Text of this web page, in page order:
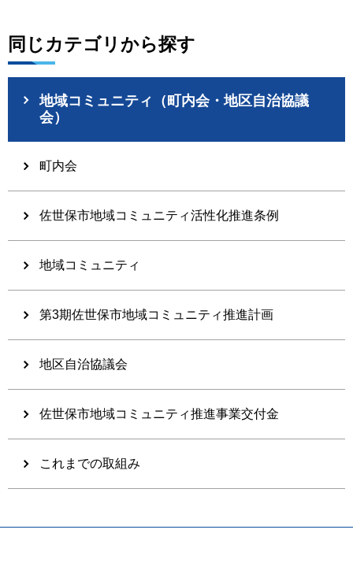
同じカテゴリから探す
地域コミュニティ（町内会・地区自治協議
会）
町内会
佐世保市地域コミュニティ活性化推進条例
地域コミュニティ
第3期佐世保市地域コミュニティ推進計画
地区自治協議会
佐世保市地域コミュニティ推進事業交付金
これまでの取組み